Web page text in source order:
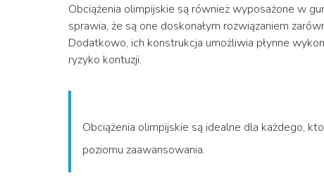
Obciążenia olimpijskie są również wyposażone w
sprawia, że są one doskonałym rozwiązaniem
Dodatkowo, ich konstrukcja umożliwia płynne
ryzyko kontuzji.
Obciążenia olimpijskie są idealne dla każdego,
poziomu zaawansowania.